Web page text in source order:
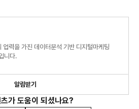
업력을 가진 데이터분석 기반 디지털마케팅
니다.
알림받기
가 도움이 되셨나요?